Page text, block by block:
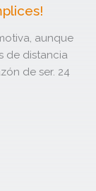
aunque
de distancia
de ser. 24